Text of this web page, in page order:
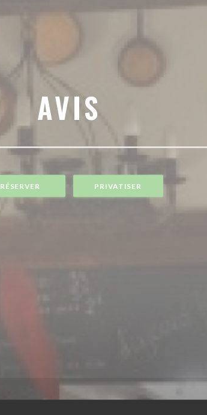
AVIS
RÉSERVER PRIVATISER